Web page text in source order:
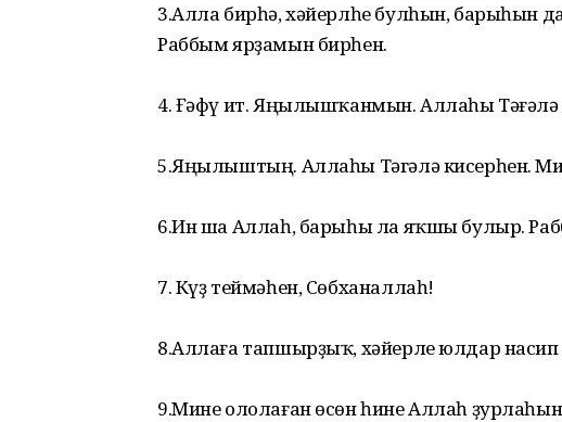
3.Алла бирһә, хәйерлһе булһын,
Раббым ярҙамын бирһен.
4. Ғәфү ит. Яңылышҡанмын. Аллаһы Тәғәлә
5.Яңылыштың. Аллаһы Тәгәлә кисерһен.
6.Ин ша Аллаһ, барыһы ла яҡшы булыр.
7. Күҙ теймәһен, Сөбханаллаһ!
8.Аллаға тапшырҙыҡ, хәйерле юлдар
9.Мине ололаған өсөн һине Аллаһ ҙурлаһын!